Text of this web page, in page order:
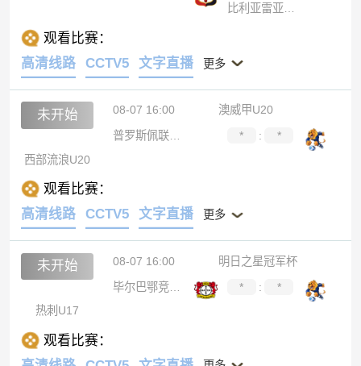
比利亚雷亚尔B队
观看比赛：
高清线路
CCTV5 文字直播 更多
未开始 08-07 16:00
澳威甲U20
普罗斯佩联U20
* :
*
西部流浪U20
观看比赛：
高清线路
CCTV5 文字直播 更多
未开始 08-07 16:00
明日之星冠军杯
毕尔巴鄂竞技U17
* :
*
热刺U17
观看比赛：